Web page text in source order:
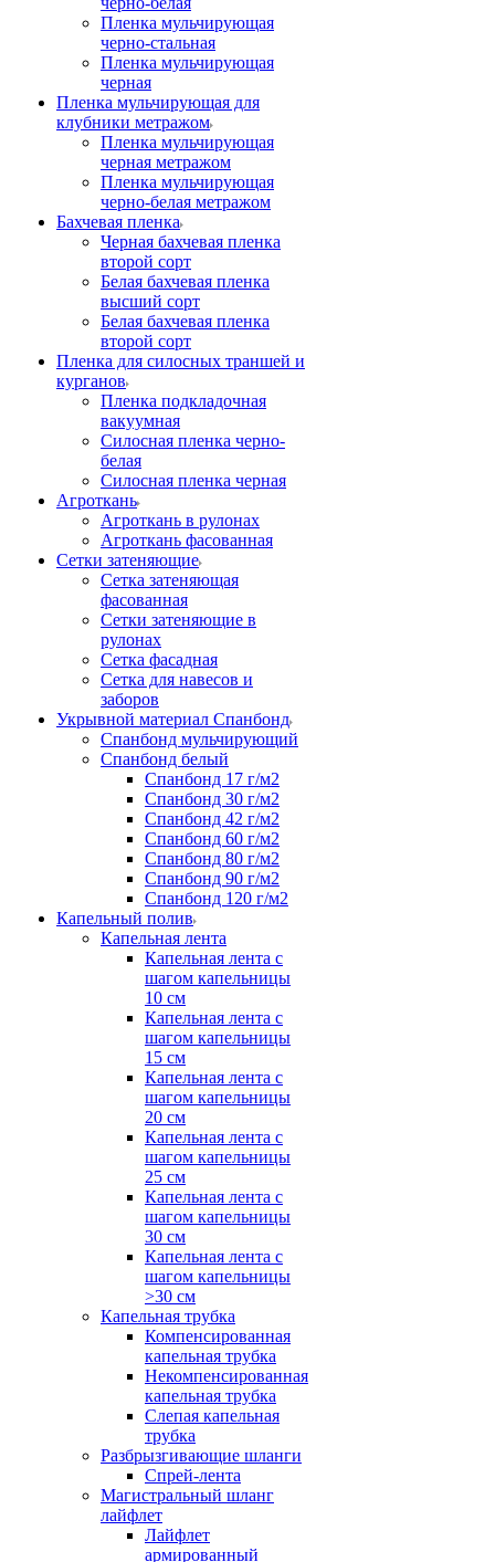
Пленка мульчирующая
черно-стальная
Пленка мульчирующая
черная
Пленка мульчирующая для
клубники метражом
Пленка мульчирующая
черная метражом
Пленка мульчирующая
черно-белая метражом
Бахчевая пленка
Черная бахчевая пленка
второй сорт
Белая бахчевая пленка
высший сорт
Белая бахчевая пленка
второй сорт
Пленка для силосных траншей и
курганов
Пленка подкладочная
вакуумная
Силосная пленка черно-
белая
Силосная пленка черная
Агроткань
Агроткань в рулонах
Агроткань фасованная
Сетки затеняющие
Сетка затеняющая
фасованная
Сетки затеняющие в
рулонах
Сетка фасадная
Сетка для навесов и
заборов
Укрывной материал Спанбонд
Спанбонд мульчирующий
Спанбонд белый
Спанбонд 17 г/м2
Спанбонд 30 г/м2
Спанбонд 42 г/м2
Спанбонд 60 г/м2
Спанбонд 80 г/м2
Спанбонд 90 г/м2
Спанбонд 120 г/м2
Капельный полив
Капельная лента
Капельная лента с
шагом капельницы
10 см
Капельная лента с
шагом капельницы
15 см
Капельная лента с
шагом капельницы
20 см
Капельная лента с
шагом капельницы
25 см
Капельная лента с
шагом капельницы
30 см
Капельная лента с
шагом капельницы
>30 см
Капельная трубка
Компенсированная
капельная трубка
Некомпенсированная
капельная трубка
Слепая капельная
трубка
Разбрызгивающие шланги
Спрей-лента
Магистральный шланг
лайфлет
Лайфлет
армированный